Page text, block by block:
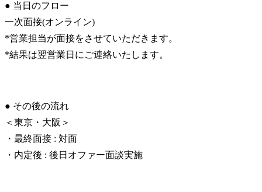
● 当日のフロー
一次面接(オンライン)
*営業担当が面接をさせていただきます。
*結果は翌営業日にご連絡いたします。
● その後の流れ
＜東京・大阪＞
・最終面接 : 対面
・内定後 : 後日オファー面談実施